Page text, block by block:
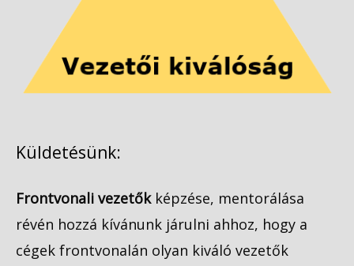
Küldetésünk:
Frontvonali vezetőkképzése, mentorálása
révén hozzá kívánunk járulni ahhoz, hogy a
cégek frontvonalán olyan kiváló vezetők